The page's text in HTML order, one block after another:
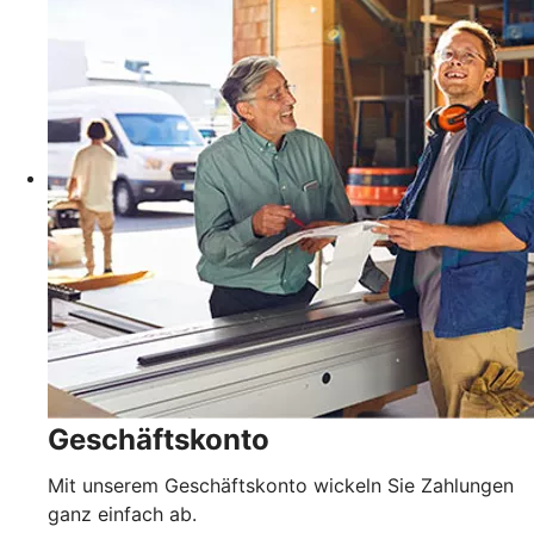
Geschäftskonto
Mit unserem Geschäftskonto wickeln Sie Zahlungen
ganz einfach ab.